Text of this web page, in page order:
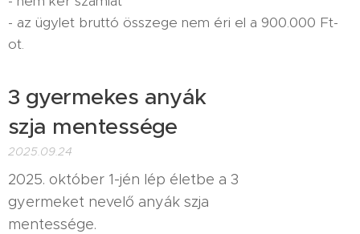
- az ügylet bruttó összege nem éri el a 900.000 Ft-
ot.
3 gyermekes anyák
szja mentessége
2025.09.24
2025. október 1-jén lép életbe a 3
gyermeket nevelő anyák szja
mentessége.